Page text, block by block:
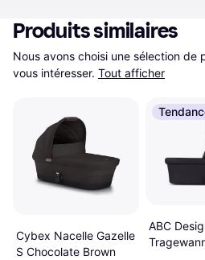
Produits similaires
Nous avons choisi une sélection de
vous intéresser. Tout afficher
Cybex Nacelle Gazelle
S Chocolate Brown
ABC